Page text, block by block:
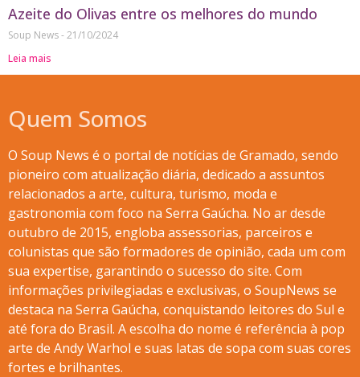
Azeite do Olivas entre os melhores do mundo
Soup News 21/10/2024
Leia mais
Quem Somos
O Soup News é o portal de notícias de Gramado, sendo
pioneiro com atualização diária, dedicado a assuntos
relacionados a arte, cultura, turismo, moda e
gastronomia com foco na Serra Gaúcha. No ar desde
outubro de 2015, engloba assessorias, parceiros e
colunistas que são formadores de opinião, cada um com
sua expertise, garantindo o sucesso do site. Com
informações privilegiadas e exclusivas, o SoupNews se
destaca na Serra Gaúcha, conquistando leitores do Sul e
até fora do Brasil. A escolha do nome é referência à pop
arte de Andy Warhol e suas latas de sopa com suas cores
fortes e brilhantes.